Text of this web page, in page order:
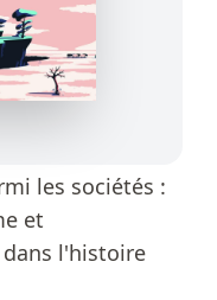
les sociétés :
et
l'histoire